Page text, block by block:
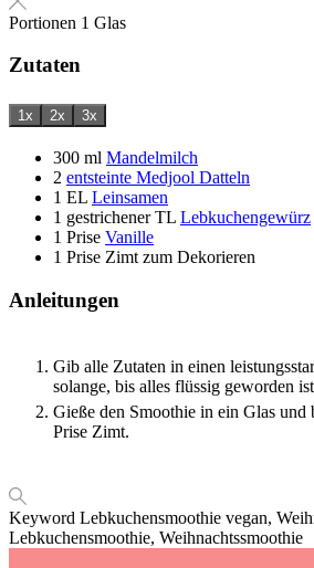
Portionen 1 Glas
Zutaten
1x 2x 3x
300 ml Mandelmilch
2 entsteinte Medjool Datteln
1 EL Leinsamen
1 gestrichener TL Lebkuchengewürz
1 Prise Vanille
1 Prise Zimt zum Dekorieren
Anleitungen
Gib alle Zutaten in einen
solange, bis alles flüssig geworden
Gieße den Smoothie in ein Glas und
Prise Zimt.
Keyword Lebkuchensmoothie vegan,
Lebkuchensmoothie, Weihnachtssmoothie